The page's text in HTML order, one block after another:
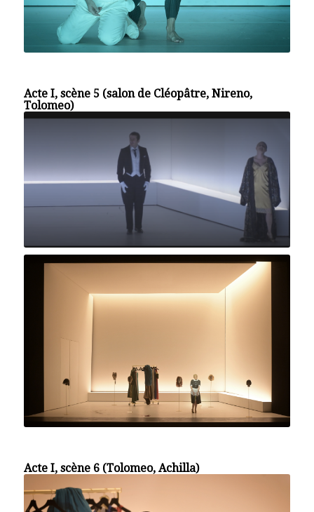
Acte I, scène 5 (salon de Cléopâtre, Nireno,
Tolomeo)
Acte I, scène 6 (Tolomeo, Achilla)